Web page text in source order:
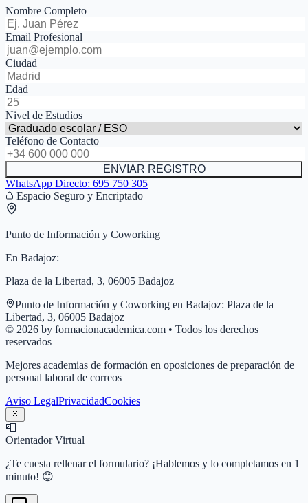
Nombre Completo
Email Profesional
Ciudad
Edad
Nivel de Estudios
Teléfono de Contacto
ENVIAR REGISTRO
WhatsApp Directo: 695 750 305
Espacio Seguro y Encriptado
Punto de Información y Coworking
En Badajoz:
Plaza de la Libertad, 3, 06005 Badajoz
Punto de Información y Coworking en Badajoz: Plaza de la
Libertad, 3, 06005 Badajoz
© 2026 by formacionacademica.com • Todos los derechos
reservados
Mejores academias de formación en oposiciones de preparación de
personal laboral de correos
Aviso LegalPrivacidadCookies
📮
Orientador Virtual
¿Te cuesta rellenar el formulario? ¡Hablemos y lo completamos en 1
minuto! 😊